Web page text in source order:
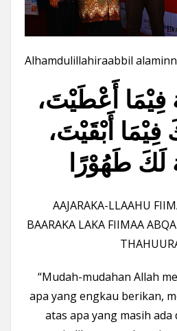
Alhamdulillahiraabbil
فِيْمَا أَعْطَيْتَ،
أَبْقَيْتَ،
لَكَ طَهُوْرًا
AAJARAKA-LLAAHU
BAARAKA LAKA FIIMAA
“Mudah-mudahan Allah
apa yang engkau berikan,
atas apa yang masih